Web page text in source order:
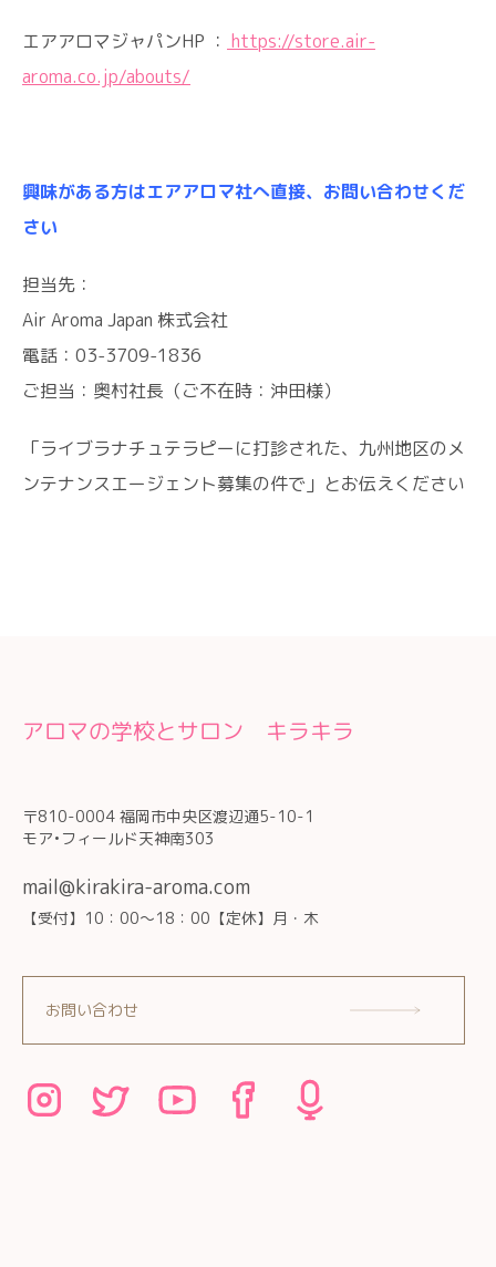
エアアロマジャパンHP ： https://store.air-
aroma.co.jp/abouts/
興味がある方はエアアロマ社へ直接、お問い合わせくだ
さい
担当先：
Air Aroma Japan 株式会社
電話：03-3709-1836
ご担当：奥村社長（ご不在時：沖田様）
「ライブラナチュテラピーに打診された、九州地区のメ
ンテナンスエージェント募集の件で」とお伝えください
アロマの学校とサロン キラキラ
〒810-0004 福岡市中央区渡辺通5-10-1
モア•フィールド天神南303
mail@kirakira-aroma.com
【受付】10：00～18：00【定休】月・木
お問い合わせ